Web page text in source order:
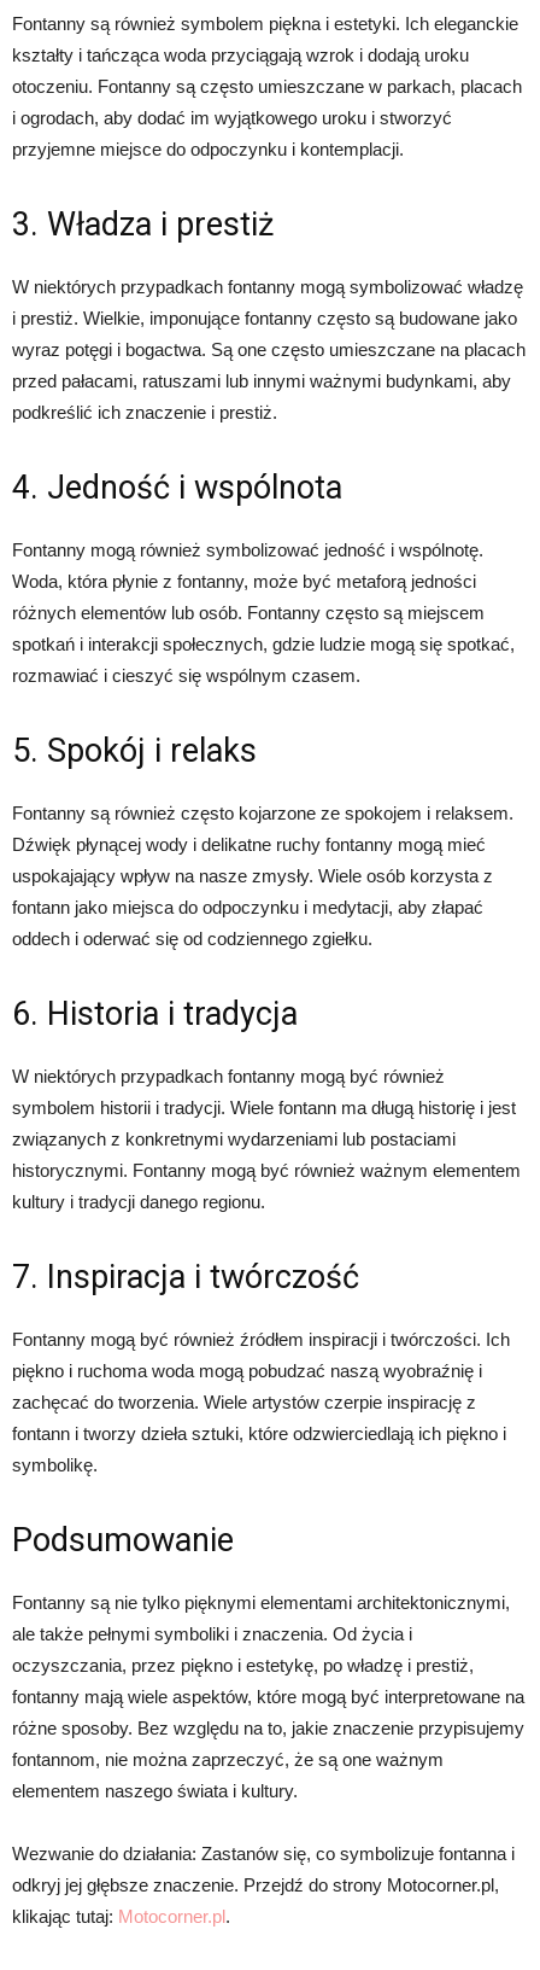
Fontanny są również symbolem piękna i estetyki. Ich eleganckie
kształty i tańcząca woda przyciągają wzrok i dodają uroku
otoczeniu. Fontanny są często umieszczane w parkach, placach
i ogrodach, aby dodać im wyjątkowego uroku i stworzyć
przyjemne miejsce do odpoczynku i kontemplacji.
3. Władza i prestiż
W niektórych przypadkach fontanny mogą symbolizować władzę
i prestiż. Wielkie, imponujące fontanny często są budowane jako
wyraz potęgi i bogactwa. Są one często umieszczane na placach
przed pałacami, ratuszami lub innymi ważnymi budynkami, aby
podkreślić ich znaczenie i prestiż.
4. Jedność i wspólnota
Fontanny mogą również symbolizować jedność i wspólnotę.
Woda, która płynie z fontanny, może być metaforą jedności
różnych elementów lub osób. Fontanny często są miejscem
spotkań i interakcji społecznych, gdzie ludzie mogą się spotkać,
rozmawiać i cieszyć się wspólnym czasem.
5. Spokój i relaks
Fontanny są również często kojarzone ze spokojem i relaksem.
Dźwięk płynącej wody i delikatne ruchy fontanny mogą mieć
uspokajający wpływ na nasze zmysły. Wiele osób korzysta z
fontann jako miejsca do odpoczynku i medytacji, aby złapać
oddech i oderwać się od codziennego zgiełku.
6. Historia i tradycja
W niektórych przypadkach fontanny mogą być również
symbolem historii i tradycji. Wiele fontann ma długą historię i jest
związanych z konkretnymi wydarzeniami lub postaciami
historycznymi. Fontanny mogą być również ważnym elementem
kultury i tradycji danego regionu.
7. Inspiracja i twórczość
Fontanny mogą być również źródłem inspiracji i twórczości. Ich
piękno i ruchoma woda mogą pobudzać naszą wyobraźnię i
zachęcać do tworzenia. Wiele artystów czerpie inspirację z
fontann i tworzy dzieła sztuki, które odzwierciedlają ich piękno i
symbolikę.
Podsumowanie
Fontanny są nie tylko pięknymi elementami architektonicznymi,
ale także pełnymi symboliki i znaczenia. Od życia i
oczyszczania, przez piękno i estetykę, po władzę i prestiż,
fontanny mają wiele aspektów, które mogą być interpretowane na
różne sposoby. Bez względu na to, jakie znaczenie przypisujemy
fontannom, nie można zaprzeczyć, że są one ważnym
elementem naszego świata i kultury.
Wezwanie do działania: Zastanów się, co symbolizuje fontanna i
odkryj jej głębsze znaczenie. Przejdź do strony Motocorner.pl,
klikając tutaj: Motocorner.pl.